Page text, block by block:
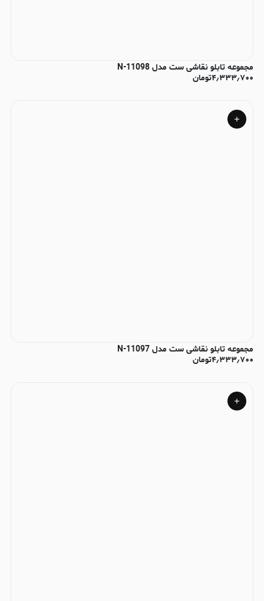
مجموعه تابلو نقاشی ست مدل N-11098
۴٫۳۳۳٫۷۰۰تومان
مجموعه تابلو نقاشی ست مدل N-11097
۴٫۳۳۳٫۷۰۰تومان